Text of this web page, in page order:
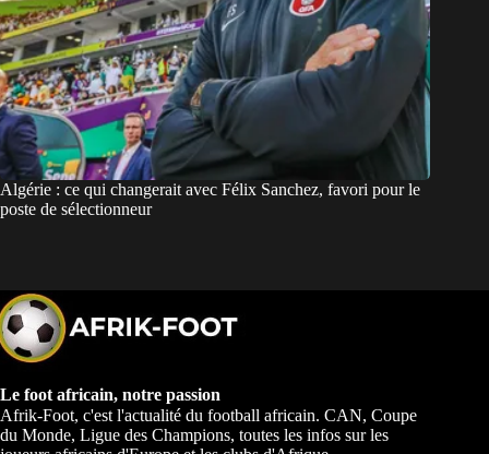
Algérie : ce qui changerait avec Félix Sanchez, favori pour le
poste de sélectionneur
Le foot africain, notre passion
Afrik-Foot, c'est l'actualité du football africain. CAN, Coupe
du Monde, Ligue des Champions, toutes les infos sur les